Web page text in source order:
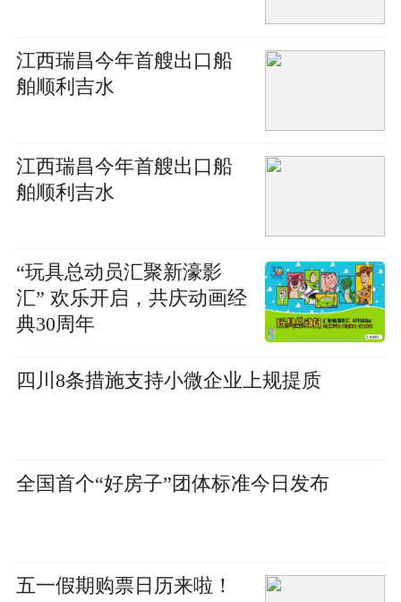
江西瑞昌今年首艘出口船
舶顺利吉水
江西瑞昌今年首艘出口船
舶顺利吉水
“玩具总动员汇聚新濠影
汇” 欢乐开启，共庆动画经
典30周年
四川8条措施支持小微企业上规提质
全国首个“好房子”团体标准今日发布
五一假期购票日历来啦！